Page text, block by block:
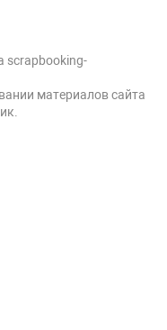
scrapbooking-
материалов сайта